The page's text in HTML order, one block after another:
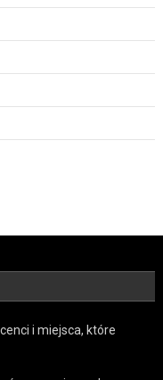
i miejsca, które